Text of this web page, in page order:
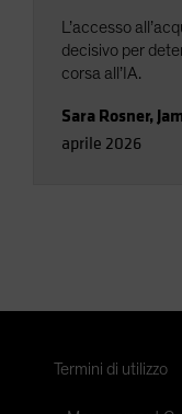
L’accesso
decisivo per
corsa all’IA.
Sara Rosner,
aprile 2026
Termini di utilizzo